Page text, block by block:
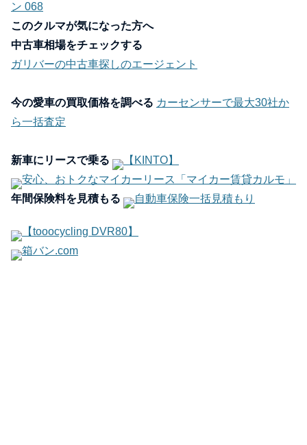
ン 068
このクルマが気になった方へ
中古車相場をチェックする
ガリバーの中古車探しのエージェント
今の愛車の買取価格を調べる カーセンサーで最大30社か
ら一括査定
新車にリースで乗る
【KINTO】
安心、おトクなマイカーリース「マイカー賃貸カルモ」
年間保険料を見積もる
自動車保険一括見積もり
【tooocycling DVR80】
箱バン.com